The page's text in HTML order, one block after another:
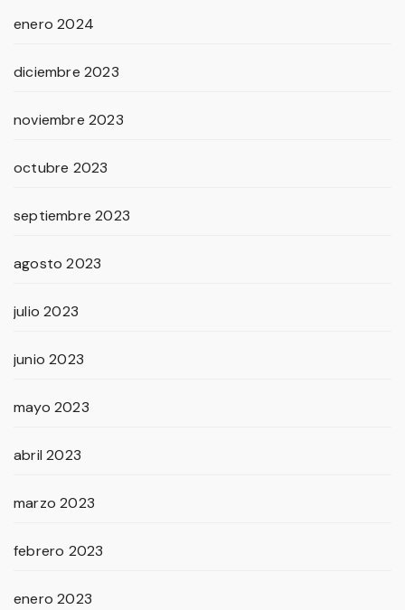
enero 2024
diciembre 2023
noviembre 2023
octubre 2023
septiembre 2023
agosto 2023
julio 2023
junio 2023
mayo 2023
abril 2023
marzo 2023
febrero 2023
enero 2023